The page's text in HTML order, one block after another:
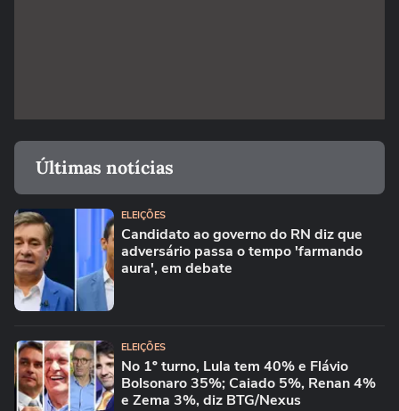
Últimas notícias
ELEIÇÕES
Candidato ao governo do RN diz que
adversário passa o tempo 'farmando
aura', em debate
ELEIÇÕES
No 1º turno, Lula tem 40% e Flávio
Bolsonaro 35%; Caiado 5%, Renan 4%
e Zema 3%, diz BTG/Nexus